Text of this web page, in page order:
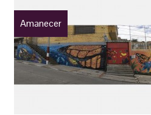
Amanecer